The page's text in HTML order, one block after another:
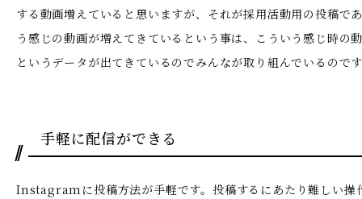
する動画増えていると思いますが、それが採用活動用の投稿で
う感じの動画が増えてきているという事は、こういう感じ時の
というデータが出てきているのでみんなが取り組んでいるので
手軽に配信ができる
Instagramに投稿方法が手軽です。投稿するにあたり難しい操